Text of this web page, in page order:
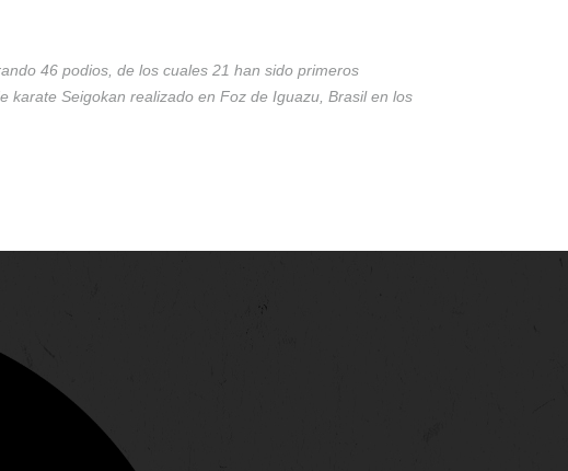
46 podios, de los cuales 21 han sido primeros
karate Seigokan realizado en Foz de Iguazu, Brasil en los